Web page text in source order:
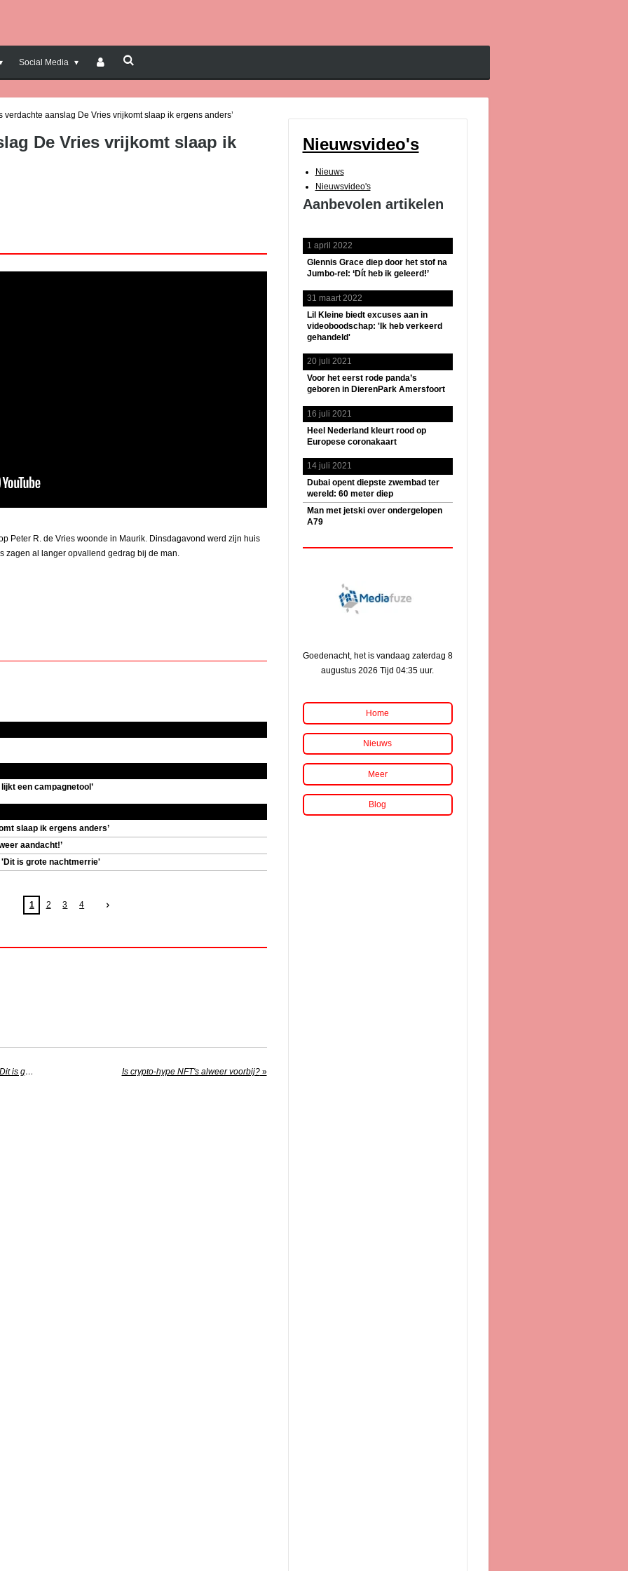
Social Media
verdachte aanslag De Vries vrijkomt slaap ik ergens anders’
De Vries vrijkomt slaap ik
Peter R. de Vries woonde in Maurik. Dinsdagavond werd zijn huis
zagen al langer opvallend gedrag bij de man.
een campagnetool’
slaap ik ergens anders’
aandacht!’
is grote nachtmerrie'
1 2 3 4
Dubbel gevoel voor Nicolette en Bas: 'Dit is grote nachtmerrie' Is crypto-hype NFT's alweer voorbij?»
Nieuwsvideo's
Nieuws
Nieuwsvideo's
Aanbevolen artikelen
1 april 2022
Glennis Grace diep door het stof na
Jumbo-rel: ‘Dít heb ik geleerd!’
31 maart 2022
Lil Kleine biedt excuses aan in
videoboodschap: 'Ik heb verkeerd
gehandeld'
20 juli 2021
Voor het eerst rode panda’s
geboren in DierenPark Amersfoort
16 juli 2021
Heel Nederland kleurt rood op
Europese coronakaart
14 juli 2021
Dubai opent diepste zwembad ter
wereld: 60 meter diep
Man met jetski over ondergelopen
A79
Goedenacht, het is vandaag zaterdag 8
augustus 2026 Tijd 04:35 uur.
Home
Nieuws
Meer
Blog